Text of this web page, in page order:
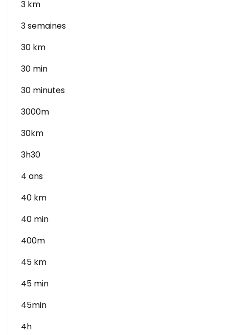
3 km
3 semaines
30 km
30 min
30 minutes
3000m
30km
3h30
4 ans
40 km
40 min
400m
45 km
45 min
45min
4h